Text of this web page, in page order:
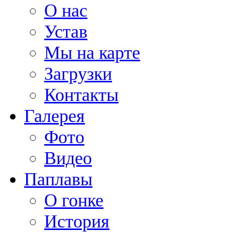
О нас
Устав
Мы на карте
Загрузки
Контакты
Галерея
Фото
Видео
Паплавы
О гонке
История